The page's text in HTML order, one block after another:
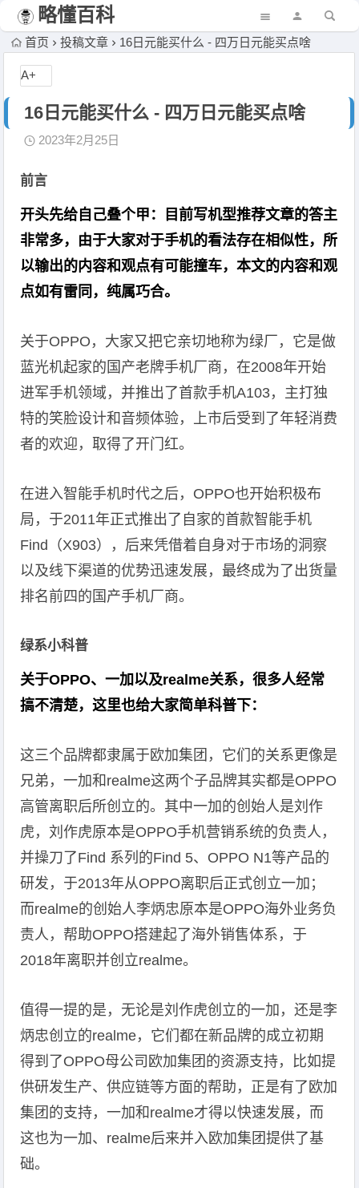
略懂百科
首页 投稿文章 16日元能买什么 - 四万日元能买点啥
16日元能买什么 - 四万日元能买点啥
2023年2月25日
前言
开头先给自己叠个甲：目前写机型推荐文章的答主
非常多，由于大家对于手机的看法存在相似性，所
以输出的内容和观点有可能撞车，本文的内容和观
点如有雷同，纯属巧合。
关于OPPO，大家又把它亲切地称为绿厂，它是做
蓝光机起家的国产老牌手机厂商，在2008年开始
进军手机领域，并推出了首款手机A103，主打独
特的笑脸设计和音频体验，上市后受到了年轻消费
者的欢迎，取得了开门红。
在进入智能手机时代之后，OPPO也开始积极布
局，于2011年正式推出了自家的首款智能手机
Find（X903），后来凭借着自身对于市场的洞察
以及线下渠道的优势迅速发展，最终成为了出货量
排名前四的国产手机厂商。
绿系小科普
关于OPPO、一加以及realme关系，很多人经常
搞不清楚，这里也给大家简单科普下：
这三个品牌都隶属于欧加集团，它们的关系更像是
兄弟，一加和realme这两个子品牌其实都是OPPO
高管离职后所创立的。其中一加的创始人是刘作
虎，刘作虎原本是OPPO手机营销系统的负责人，
并操刀了Find 系列的Find 5、OPPO N1等产品的
研发，于2013年从OPPO离职后正式创立一加；
而realme的创始人李炳忠原本是OPPO海外业务负
责人，帮助OPPO搭建起了海外销售体系，于
2018年离职并创立realme。
值得一提的是，无论是刘作虎创立的一加，还是李
炳忠创立的realme，它们都在新品牌的成立初期
得到了OPPO母公司欧加集团的资源支持，比如提
供研发生产、供应链等方面的帮助，正是有了欧加
集团的支持，一加和realme才得以快速发展，而
这也为一加、realme后来并入欧加集团提供了基
础。
A+